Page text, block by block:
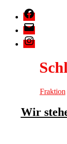
Facebook
E-
Mail
Instagram
Fraktion
Wir